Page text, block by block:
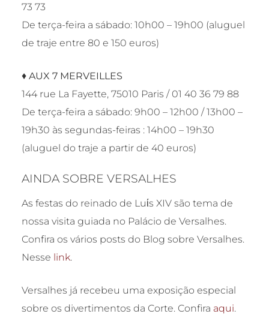
73 73
De terça-feira a sábado: 10h00 – 19h00 (aluguel
de traje entre 80 e 150 euros)
♦ AUX 7 MERVEILLES
144 rue La Fayette, 75010 Paris / 01 40 36 79 88
De terça-feira a sábado: 9h00 – 12h00 / 13h00 –
19h30 às segundas-feiras : 14h00 – 19h30
(aluguel do traje a partir de 40 euros)
AINDA SOBRE VERSALHES
As festas do reinado de Luίs XIV são tema de
nossa visita guiada no Palácio de Versalhes.
Confira os vários posts do Blog sobre Versalhes.
Nesse link.
Versalhes já recebeu uma exposição especial
sobre os divertimentos da Corte. Confira aqui.